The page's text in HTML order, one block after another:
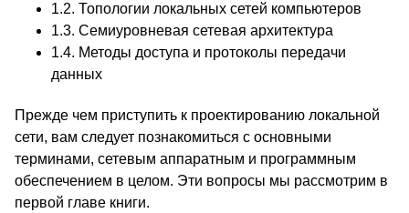
1.2. Топологии локальных сетей компьютеров
1.3. Семиуровневая сетевая архитектура
1.4. Методы доступа и протоколы передачи
данных
Прежде чем приступить к проектированию локальной
сети, вам следует познакомиться с основными
терминами, сетевым аппаратным и программным
обеспечением в целом. Эти вопросы мы рассмотрим в
первой главе книги.